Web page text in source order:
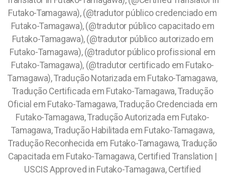
Futako-Tamagawa), (@tradutor público credenciado em
Futako-Tamagawa), (@tradutor público capacitado em
Futako-Tamagawa), (@tradutor público autorizado em
Futako-Tamagawa), (@tradutor público profissional em
Futako-Tamagawa), (@tradutor certificado em Futako-
Tamagawa), Tradução Notarizada em Futako-Tamagawa,
Tradução Certificada em Futako-Tamagawa, Tradução
Oficial em Futako-Tamagawa, Tradução Credenciada em
Futako-Tamagawa, Tradução Autorizada em Futako-
Tamagawa, Tradução Habilitada em Futako-Tamagawa,
Tradução Reconhecida em Futako-Tamagawa, Tradução
Capacitada em Futako-Tamagawa, Certified Translation |
USCIS Approved in Futako-Tamagawa, Certified